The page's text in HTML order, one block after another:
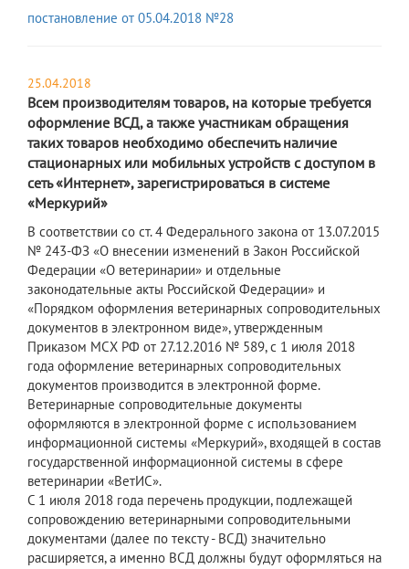
постановление от 05.04.2018 №28
25.04.2018
Всем производителям товаров, на которые требуется
оформление ВСД, а также участникам обращения
таких товаров необходимо обеспечить наличие
стационарных или мобильных устройств с доступом в
сеть «Интернет», зарегистрироваться в системе
«Меркурий»
В соответствии со ст. 4 Федерального закона от 13.07.2015
№ 243-ФЗ «О внесении изменений в Закон Российской
Федерации «О ветеринарии» и отдельные
законодательные акты Российской Федерации» и
«Порядком оформления ветеринарных сопроводительных
документов в электронном виде», утвержденным
Приказом МСХ РФ от 27.12.2016 № 589, с 1 июля 2018
года оформление ветеринарных сопроводительных
документов производится в электронной форме.
Ветеринарные сопроводительные документы
оформляются в электронной форме с использованием
информационной системы «Меркурий», входящей в состав
государственной информационной системы в сфере
ветеринарии «ВетИС».
С 1 июля 2018 года перечень продукции, подлежащей
сопровождению ветеринарными сопроводительными
документами (далее по тексту - ВСД) значительно
расширяется, а именно ВСД должны будут оформляться на